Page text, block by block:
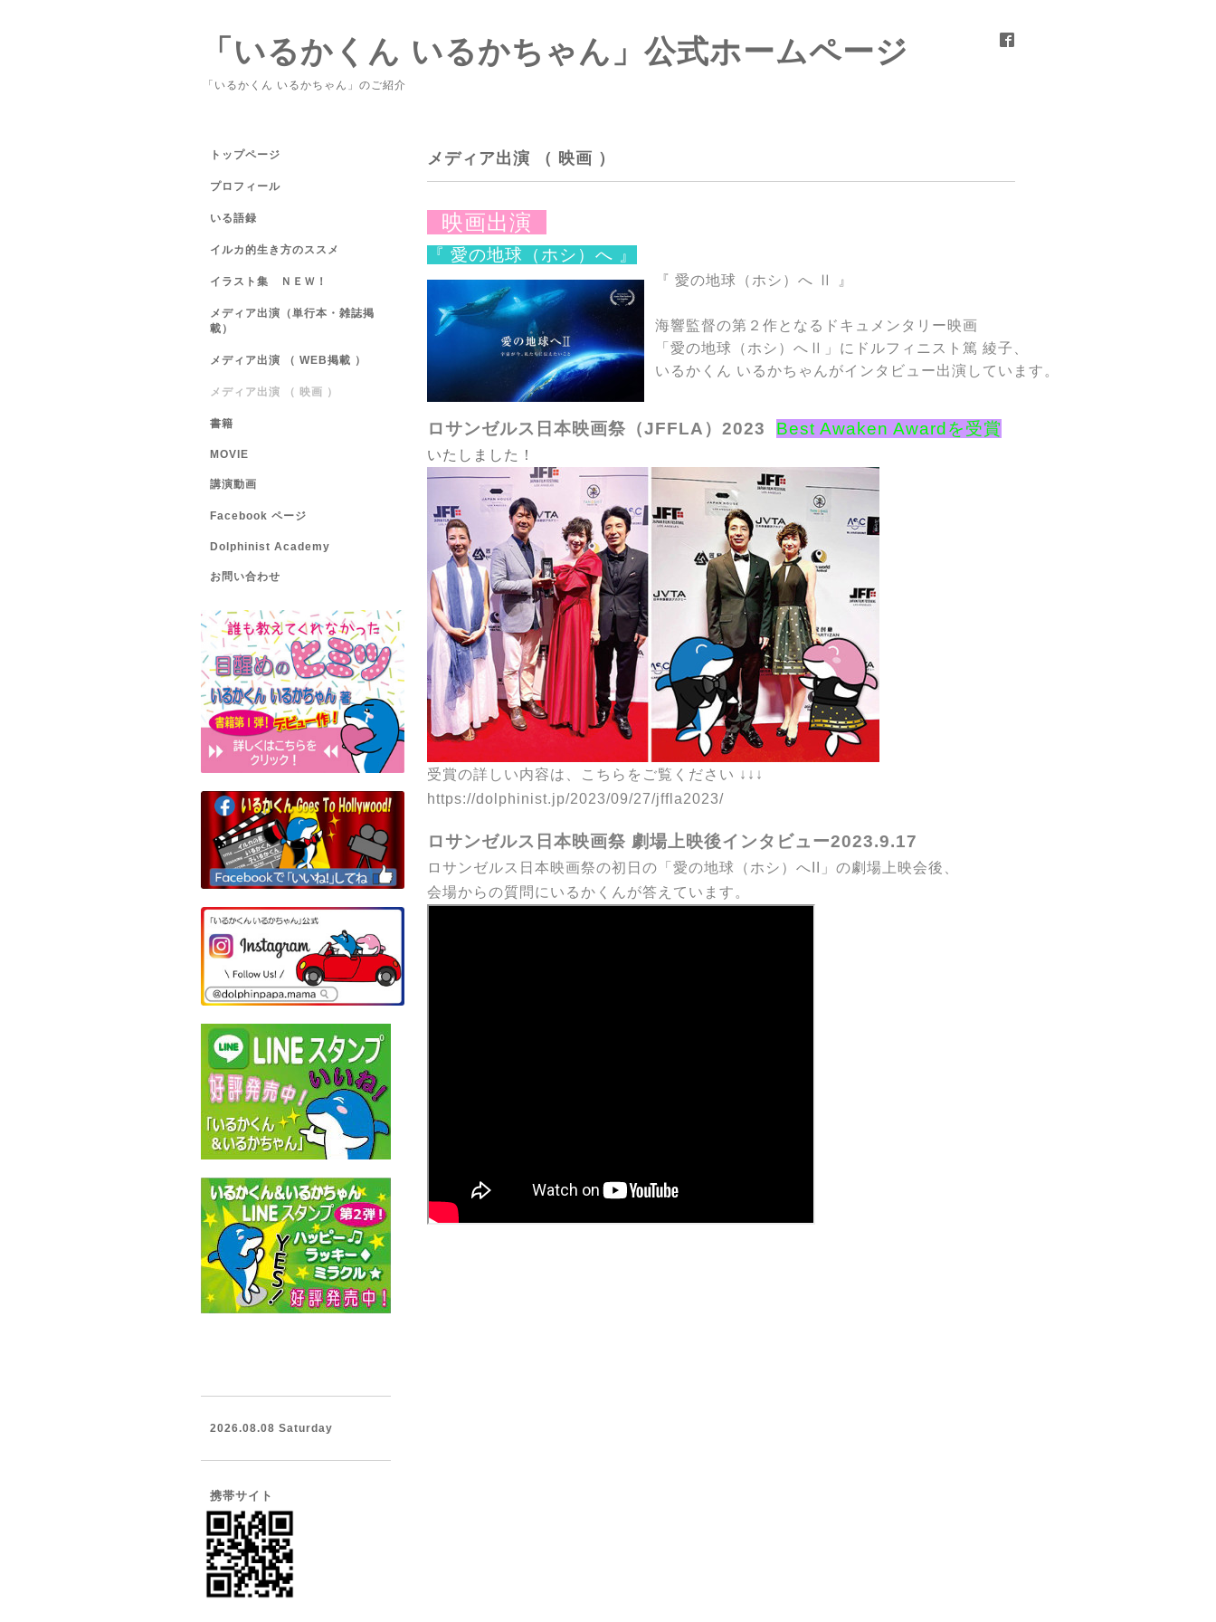
「いるかくん いるかちゃん」公式ホームページ
「いるかくん いるかちゃん」のご紹介
メディア出演 （ 映画 ）
映画出演
『 愛の地球（ホシ）へ 』
『 愛の地球（ホシ）へ Ⅱ 』
海響監督の第２作となるドキュメンタリー映画
「愛の地球（ホシ）へⅡ」にドルフィニスト篤 綾子、
いるかくん いるかちゃんがインタビュー出演しています。
ロサンゼルス日本映画祭（JFFLA）2023 Best Awaken Awardを受賞
いたしました！
受賞の詳しい内容は、こちらをご覧ください ↓↓↓
https://dolphinist.jp/2023/09/27/jffla2023/
ロサンゼルス日本映画祭 劇場 上映後インタビュー2023.9.17
ロサンゼルス日本映画祭の初日の「愛の地球（ホシ）へII」の劇場上映会後、
会場からの質問にいるかくんが答えています。
トップページ
プロフィール
いる語録
イルカ的生き方のススメ
イラスト集 ＮＥＷ！
メディア出演（単行本・雑誌掲
載）
メディア出演 （ WEB掲載 ）
メディア出演 （ 映画 ）
書籍
MOVIE
講演動画
Facebook ページ
Dolphinist Academy
お問い合わせ
2026.08.08 Saturday
携帯サイト